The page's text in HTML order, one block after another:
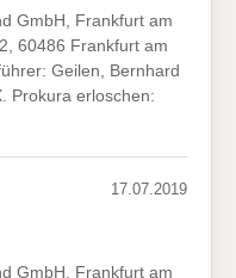
GmbH, Frankfurt am
60486 Frankfurt am
Geilen, Bernhard
Prokura erloschen:
17.07.2019
GmbH, Frankfurt am